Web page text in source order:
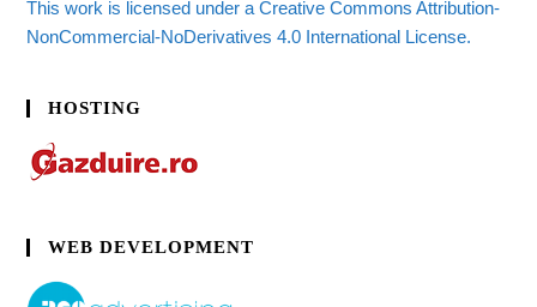
This work is licensed under a Creative Commons Attribution-
NonCommercial-NoDerivatives 4.0 International License.
HOSTING
WEB DEVELOPMENT